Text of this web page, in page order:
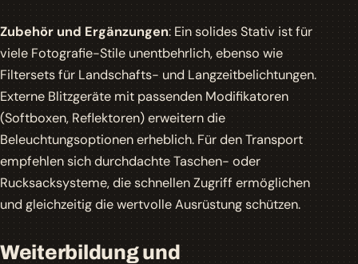
Zubehör und Ergänzungen: Ein solides Stativ ist für
viele Fotografie-Stile unentbehrlich, ebenso wie
Filtersets für Landschafts- und Langzeitbelichtungen.
Externe Blitzgeräte mit passenden Modifikatoren
(Softboxen, Reflektoren) erweitern die
Beleuchtungsoptionen erheblich. Für den Transport
empfehlen sich durchdachte Taschen- oder
Rucksacksysteme, die schnellen Zugriff ermöglichen
und gleichzeitig die wertvolle Ausrüstung schützen.
Weiterbildung und